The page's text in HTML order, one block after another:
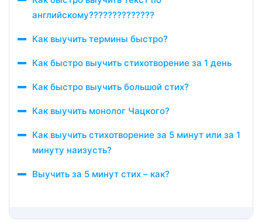
английскому??????????????
Как выучить термины быстро?
Как быстро выучить стихотворение за 1 день
Как быстро выучить большой стих?
Как выучить монолог Чацкого?
Как выучить стихотворение за 5 минут или за 1
минуту наизусть?
Выучить за 5 минут стих – как?